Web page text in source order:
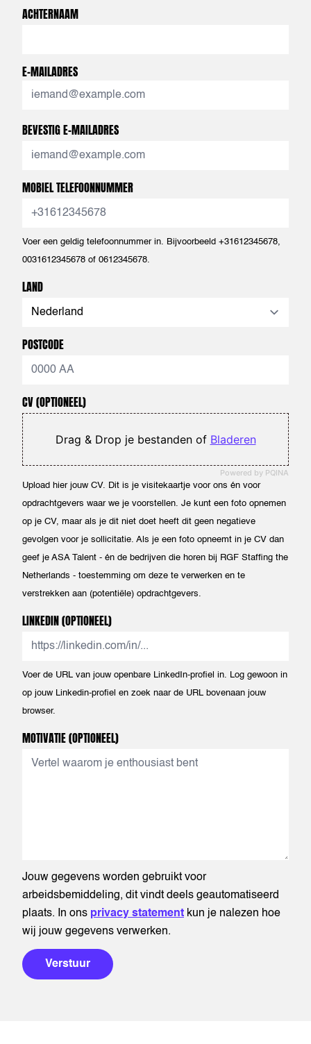
ACHTERNAAM
E-MAILADRES
BEVESTIG E-MAILADRES
MOBIEL TELEFOONNUMMER
Voer een geldig telefoonnummer in. Bijvoorbeeld +31612345678,
0031612345678 of 0612345678.
LAND
POSTCODE
CV(OPTIONEEL)
Powered by PQINA
Drag & Drop je bestanden of Bladeren
Upload hier jouw CV. Dit is je visitekaartje voor ons én voor
opdrachtgevers waar we je voorstellen. Je kunt een foto opnemen
op je CV, maar als je dit niet doet heeft dit geen negatieve
gevolgen voor je sollicitatie. Als je een foto opneemt in je CV dan
geef je ASA Talent - én de bedrijven die horen bij RGF Staffing the
Netherlands - toestemming om deze te verwerken en te
verstrekken aan (potentiële) opdrachtgevers.
LINKEDIN(OPTIONEEL)
Voer de URL van jouw openbare LinkedIn-profiel in. Log gewoon in
op jouw Linkedin-profiel en zoek naar de URL bovenaan jouw
browser.
MOTIVATIE(OPTIONEEL)
Jouw gegevens worden gebruikt voor
arbeidsbemiddeling, dit vindt deels geautomatiseerd
plaats. In ons privacy statement kun je nalezen hoe
wij jouw gegevens verwerken.
Verstuur